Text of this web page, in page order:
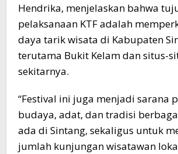
Hendrika, menjelaskan bahwa
pelaksanaan KTF adalah
daya tarik wisata di Kabupaten
terutama Bukit Kelam dan situs-
sekitarnya.
“Festival ini juga menjadi sarana
budaya, adat, dan tradisi
ada di Sintang, sekaligus untuk
jumlah kunjungan wisatawan